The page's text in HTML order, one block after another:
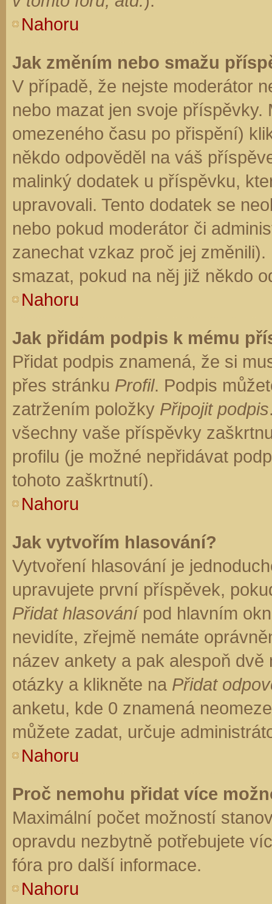
Nahoru
Jak změním nebo smažu
V případě, že nejste moderátor
nebo mazat jen svoje
omezeného času po přispění)
někdo odpověděl na váš
malinký dodatek u příspěvku,
upravovali. Tento dodatek se
nebo pokud moderátor či
zanechat vzkaz proč jej
smazat, pokud na něj již někdo
Nahoru
Jak přidám podpis k mému
Přidat podpis znamená, že si
přes stránku Profil. Podpis
zatržením položky Připojit podpis
všechny vaše příspěvky
profilu (je možné nepřidávat
tohoto zaškrtnutí).
Nahoru
Jak vytvořím hlasování?
Vytvoření hlasování je
upravujete první příspěvek,
Přidat hlasovánípod hlavním
nevidíte, zřejmě nemáte
název ankety a pak alespoň
otázky a klikněte na Přidat
anketu, kde 0 znamená
můžete zadat, určuje
Nahoru
Proč nemohu přidat více
Maximální počet možností
opravdu nezbytně potřebujete
fóra pro další informace.
Nahoru